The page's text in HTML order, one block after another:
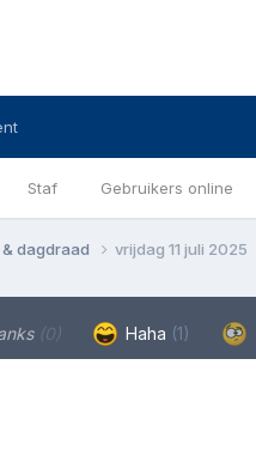
Staf Gebruikers online
dagdraad vrijdag 11 juli 2025
(0) Haha (1)